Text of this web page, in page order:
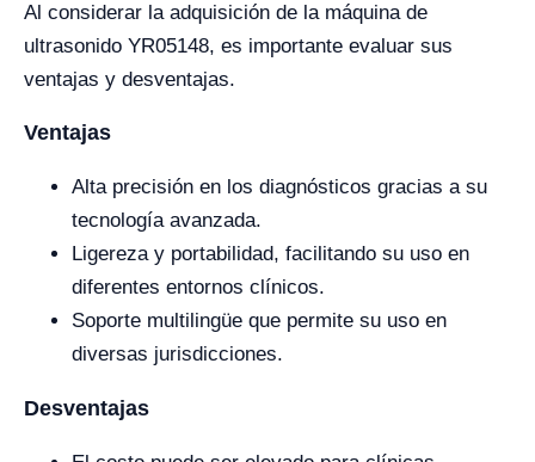
Al considerar la adquisición de la máquina de
ultrasonido YR05148, es importante evaluar sus
ventajas y desventajas.
Ventajas
Alta precisión en los diagnósticos gracias a su
tecnología avanzada.
Ligereza y portabilidad, facilitando su uso en
diferentes entornos clínicos.
Soporte multilingüe que permite su uso en
diversas jurisdicciones.
Desventajas